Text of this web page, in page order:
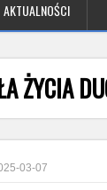
AKTUALNOŚCI
ŻYCIA
03-07